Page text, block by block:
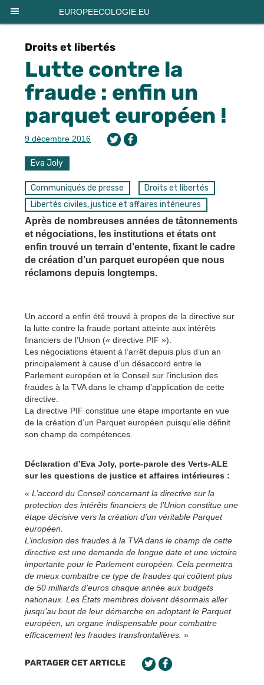
EUROPEECOLOGIE.EU
Droits et libertés
Lutte contre la
fraude : enfin un
parquet européen !
9 décembre 2016
Eva Joly
Communiqués de presse
Droits et libertés
Libertés civiles, justice et affaires intérieures
Après de nombreuses années de tâtonnements
et négociations, les institutions et états ont
enfin trouvé un terrain d’entente, fixant le cadre
de création d’un parquet européen que nous
réclamons depuis longtemps.
Un accord a enfin été trouvé à propos de la directive sur
la lutte contre la fraude portant atteinte aux intérêts
financiers de l’Union (« directive PIF »).
Les négociations étaient à l’arrêt depuis plus d’un an
principalement à cause d’un désaccord entre le
Parlement européen et le Conseil sur l’inclusion des
fraudes à la TVA dans le champ d’application de cette
directive.
La directive PIF constitue une étape importante en vue
de la création d’un Parquet européen puisqu’elle définit
son champ de compétences.
Déclaration d’Eva Joly, porte-parole des Verts-ALE
sur les questions de justice et affaires intérieures :
« L’accord du Conseil concernant la directive sur la
protection des intérêts financiers de l’Union constitue une
étape décisive vers la création d’un véritable Parquet
européen.
L’inclusion des fraudes à la TVA dans le champ de cette
directive est une demande de longue date et une victoire
importante pour le Parlement européen. Cela permettra
de mieux combattre ce type de fraudes qui coûtent plus
de 50 milliards d’euros chaque année aux budgets
nationaux. Les États membres doivent désormais aller
jusqu’au bout de leur démarche en adoptant le Parquet
européen, un organe indispensable pour combattre
efficacement les fraudes transfrontalières. »
PARTAGER CET ARTICLE